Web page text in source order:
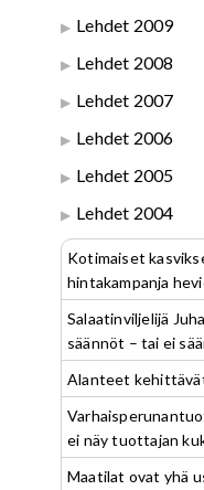
Lehdet 2009
Lehdet 2008
Lehdet 2007
Lehdet 2006
Lehdet 2005
Lehdet 2004
Kotimaiset
hintakampanja
Salaatinviljelijä
säännöt – tai ei
Alanteet
ei näy tuottajan
Maatilat ovat yhä